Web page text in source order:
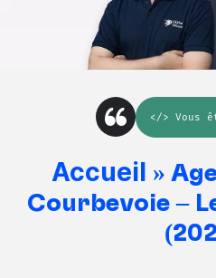
</> Vous
Accueil »
Courbevoie –